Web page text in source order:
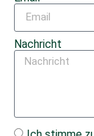
Nachricht